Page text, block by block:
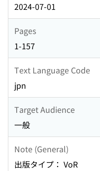
2024-07-01
Pages
1-157
Text Language Code
jpn
Target Audience
一般
Note (General)
出版タイプ： VoR